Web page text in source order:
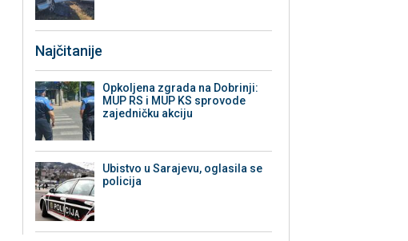
Najčitanije
Opkoljena zgrada na Dobrinji:
MUP RS i MUP KS sprovode
zajedničku akciju
Ubistvo u Sarajevu, oglasila se
policija